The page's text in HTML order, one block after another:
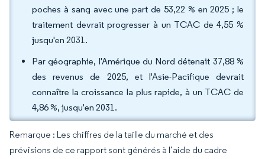
poches à sang avec une part de 53,22 % en 2025 ; le
traitement devrait progresser à un TCAC de 4,55 %
jusqu'en 2031.
Par géographie, l'Amérique du Nord détenait 37,88 %
des revenus de 2025, et l'Asie-Pacifique devrait
connaître la croissance la plus rapide, à un TCAC de
4,86 %, jusqu'en 2031.
Remarque : Les chiffres de la taille du marché et des
prévisions de ce rapport sont générés à l’aide du cadre